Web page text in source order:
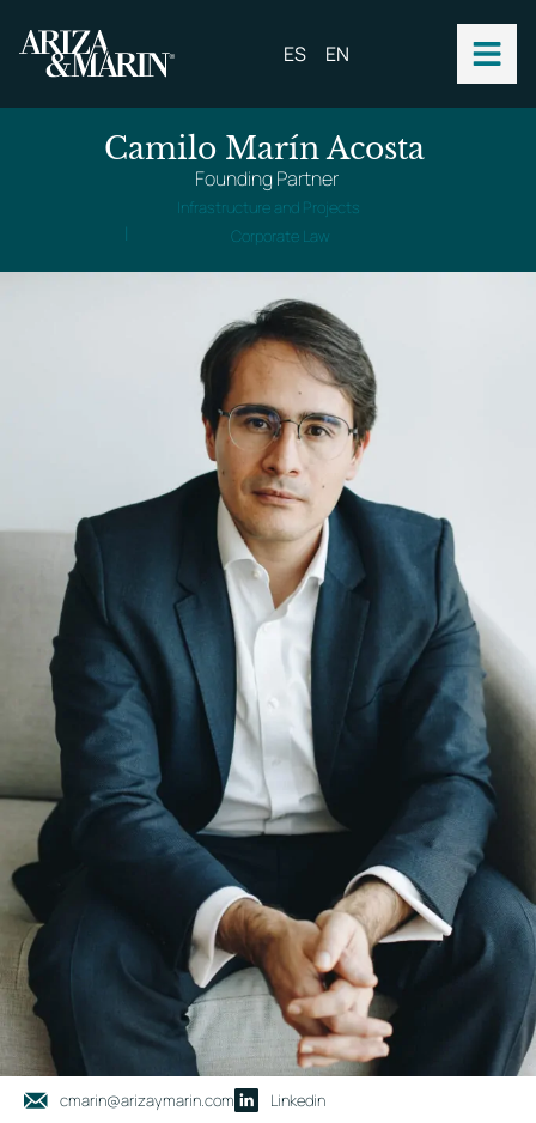
ES EN
Camilo Marín Acosta
Founding Partner
Infrastructure and Projects
| Corporate Law
cmarin@arizaymarin.com Linkedin